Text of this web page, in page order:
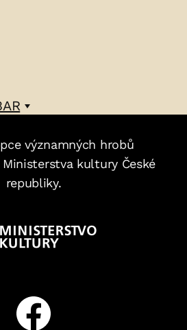
významných hrobů
kultury České
republiky.
Facebook